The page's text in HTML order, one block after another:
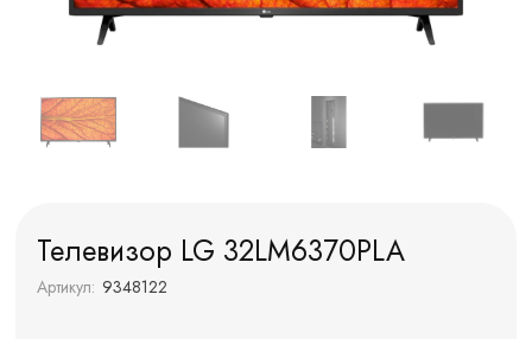
Телевизор LG 32LM6370PLA
Артикул: 9348122